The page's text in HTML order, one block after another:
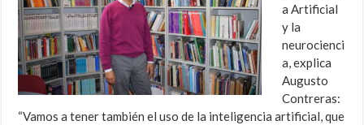
a Artificial
y la
neurocienci
a, explica
Augusto
Contreras:
“Vamos a tener también el uso de la inteligencia artificial, que